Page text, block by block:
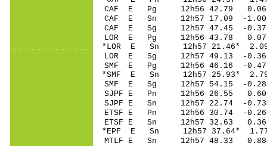
CAF E Pg 12h56
CAF E Sn 12h57
CAF E Sg 12h57 47.45 -
LOR E Pg 12h56
*LOR E Sn 12h57
LOR E Sg 12h57 49.13 -
SMF E Pg 12h56
*SMF E Sn 12h57
SMF E Sg 12h57 54.15 -
SJPF E Pn 12h56
SJPF E Sn 12h57 22.74
ETSF E Pn 12h56
ETSF E Sn 12h57 32.63
*EPF E Sn 12h57 37.64*
MTLF E Sn 12h57 48.33